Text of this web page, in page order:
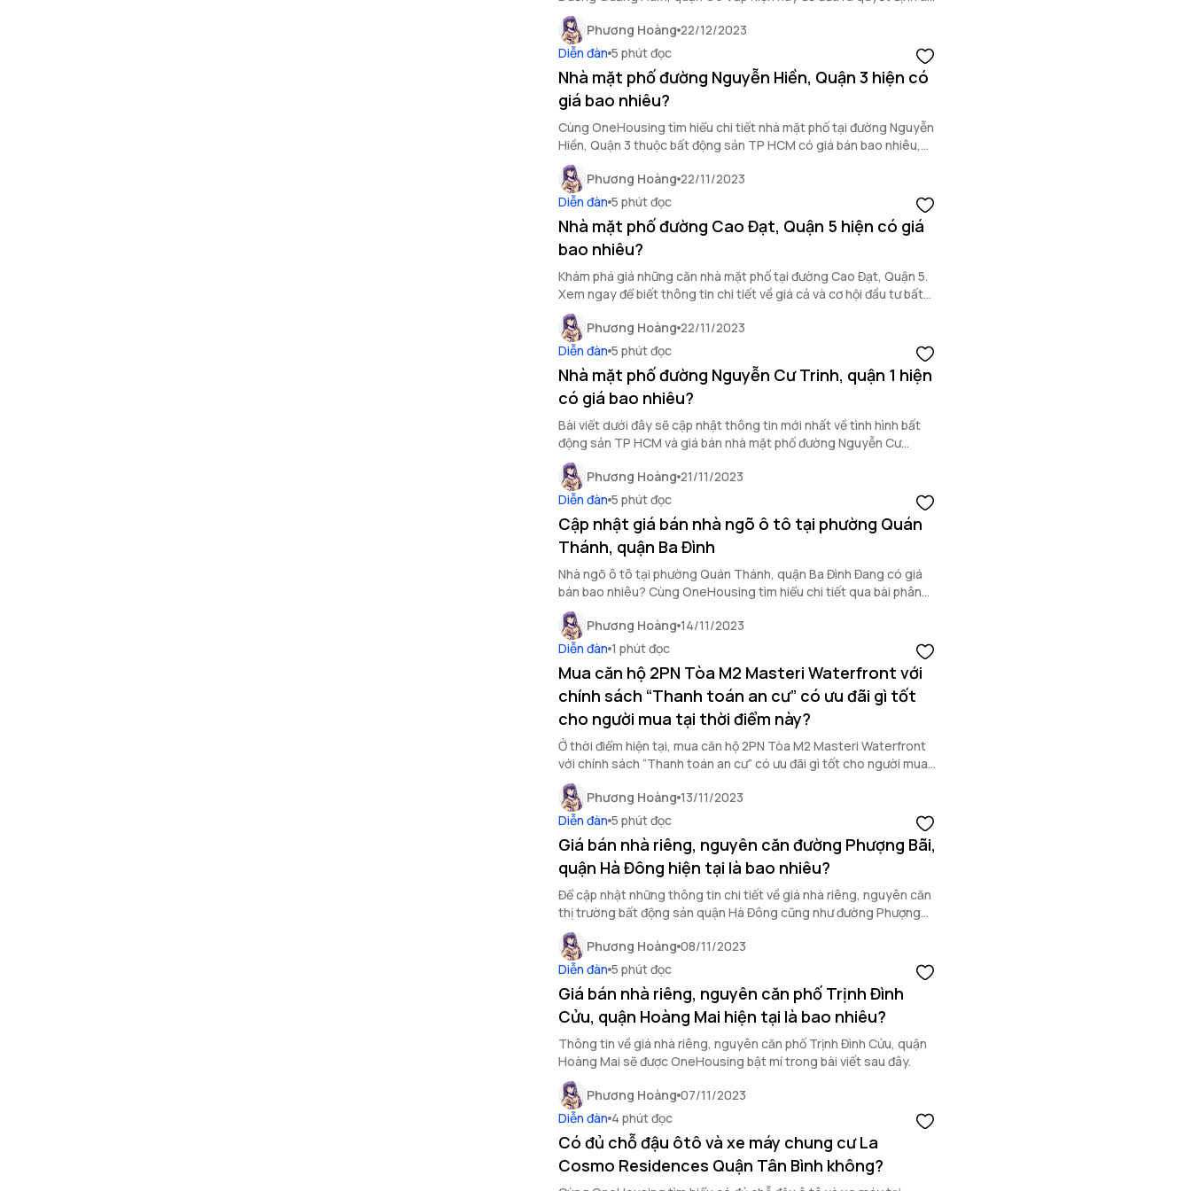
cư, đầu tư thông minh nhất.
Phương Hoàng 22/12/2023
Diễn đàn 5 phút đọc
Nhà mặt phố đường Nguyễn Hiền, Quận 3 hiện có
giá bao nhiêu?
Cùng OneHousing tìm hiểu chi tiết nhà mặt phố tại đường Nguyễn
Hiền, Quận 3 thuộc bất động sản TP HCM có giá bán bao nhiêu,
qua bài chia sẻ dưới đây.
Phương Hoàng 22/11/2023
Diễn đàn 5 phút đọc
Nhà mặt phố đường Cao Đạt, Quận 5 hiện có giá
bao nhiêu?
Khám phá giá những căn nhà mặt phố tại đường Cao Đạt, Quận 5.
Xem ngay để biết thông tin chi tiết về giá cả và cơ hội đầu tư bất
động sản TP HCM.
Phương Hoàng 22/11/2023
Diễn đàn 5 phút đọc
Nhà mặt phố đường Nguyễn Cư Trinh, quận 1 hiện
có giá bao nhiêu?
Bài viết dưới đây sẽ cập nhật thông tin mới nhất về tình hình bất
động sản TP HCM và giá bán nhà mặt phố đường Nguyễn Cư
Trinh, Quận 1.
Phương Hoàng 21/11/2023
Diễn đàn 5 phút đọc
Cập nhật giá bán nhà ngõ ô tô tại phường Quán
Thánh, quận Ba Đình
Nhà ngõ ô tô tại phường Quán Thánh, quận Ba Đình Đang có giá
bán bao nhiêu? Cùng OneHousing tìm hiểu chi tiết qua bài phân
tích bất động sản phường Quán Thánh quận Ba Đình dưới đây.
Phương Hoàng 14/11/2023
Diễn đàn 1 phút đọc
Mua căn hộ 2PN Tòa M2 Masteri Waterfront với
chính sách “Thanh toán an cư” có ưu đãi gì tốt
cho người mua tại thời điểm này?
Ở thời điểm hiện tại, mua căn hộ 2PN Tòa M2 Masteri Waterfront
với chính sách “Thanh toán an cư” có ưu đãi gì tốt cho người mua?
Cùng tìm hiểu qua bài viết sau đây.
Phương Hoàng 13/11/2023
Diễn đàn 5 phút đọc
Giá bán nhà riêng, nguyên căn đường Phượng Bãi,
quận Hà Đông hiện tại là bao nhiêu?
Để cập nhật những thông tin chi tiết về giá nhà riêng, nguyên căn
thị trường bất động sản quận Hà Đông cũng như đường Phượng
Bài, cùng đọc bài viết sau của OneHousing.
Phương Hoàng 08/11/2023
Diễn đàn 5 phút đọc
Giá bán nhà riêng, nguyên căn phố Trịnh Đình
Cửu, quận Hoàng Mai hiện tại là bao nhiêu?
Thông tin về giá nhà riêng, nguyên căn phố Trịnh Đình Cửu, quận
Hoàng Mai sẽ được OneHousing bật mí trong bài viết sau đây.
Phương Hoàng 07/11/2023
Diễn đàn 4 phút đọc
Có đủ chỗ đậu ôtô và xe máy chung cư La
Cosmo Residences Quận Tân Bình không?